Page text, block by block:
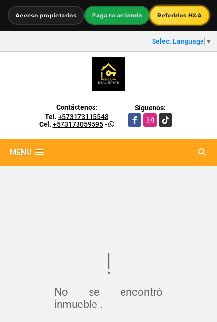
Acceso propietarios Paga tu arriendo Referidos H&A
Select Language ▼
Contáctenos:
Tel. +573173115548
Cel. +573173059595-
Síguenos:
FacebookInstagram
TikTok
MENÚ
No se encontró
inmueble .